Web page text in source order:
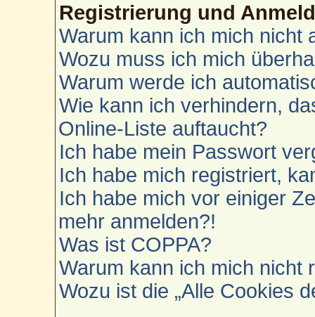
Registrierung und
Warum kann ich mich nicht
Wozu muss ich mich
Warum werde ich
Wie kann ich verhindern,
Online-Liste auftaucht?
Ich habe mein Passwort
Ich habe mich registriert,
Ich habe mich vor einiger
mehr anmelden?!
Was ist COPPA?
Warum kann ich mich nicht
Wozu ist die „Alle Cookies